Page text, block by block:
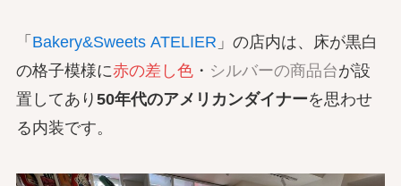
「 Bakery&Sweets ATELIER 」の店内は、床が黒白
の格子模様に赤の差し色・ シルバーの商品台が設
置してあり 50年代のアメリカンダイナーを思わせ
る内装です。